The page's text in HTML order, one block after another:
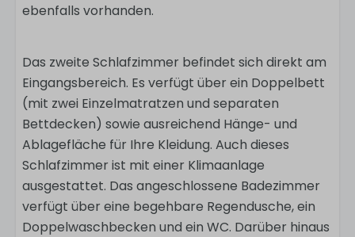
ebenfalls vorhanden.
Das zweite Schlafzimmer befindet sich direkt am
Eingangsbereich. Es verfügt über ein Doppelbett
(mit zwei Einzelmatratzen und separaten
Bettdecken) sowie ausreichend Hänge- und
Ablagefläche für Ihre Kleidung. Auch dieses
Schlafzimmer ist mit einer Klimaanlage
ausgestattet. Das angeschlossene Badezimmer
verfügt über eine begehbare Regendusche, ein
Doppelwaschbecken und ein WC. Darüber hinaus